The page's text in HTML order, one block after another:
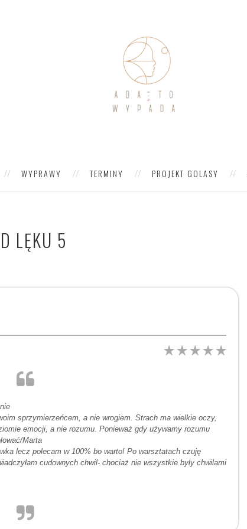
WYPRAWY TERMINY PROJEKT GOLASY
LĘKU 5
sprzymierzeńcem, a nie wrogiem. Strach ma wielkie oczy,
emocji, a nie rozumu. Ponieważ gdy używamy rozumu
Marta
lecz polecam w 100% bo warto! Po warsztatach czuję
cudownych chwil- chociaż nie wszystkie były chwilami